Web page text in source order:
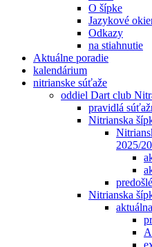
O šípke
Jazykové
Odkazy
na stiahnutie
Aktuálne poradie
kalendárium
nitrianske súťaže
oddiel Dart club
pravidlá
Nitrianska
2025/
Nitrianska